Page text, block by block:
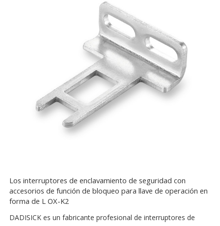
Los interruptores de enclavamiento de seguridad con
accesorios de función de bloqueo para llave de operación en
forma de L OX-K2
DADISICK es un fabricante profesional de interruptores de